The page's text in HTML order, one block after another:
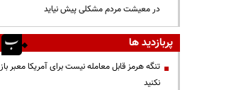
در معیشت مردم مشکلی پیش نیاید
پربازدید ها
تنگه هرمز قابل معامله نیست برای آمریکا معبر باز
نکنید